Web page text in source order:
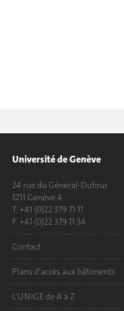
Université de Genève
24 rue du Général-Dufour
1211 Genève 4
T. +41 (0)22 379 71 11
F. +41 (0)22 379 11 34
Contact
Plans d'accès aux bâtiments
L'UNIGE de A à Z